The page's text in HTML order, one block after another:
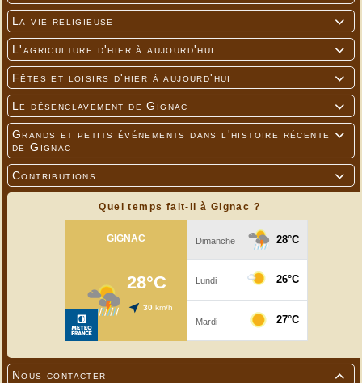

La vie religieuse

L'agriculture d'hier à aujourd'hui

Fêtes et loisirs d'hier à aujourd'hui

Le désenclavement de Gignac

Grands et petits événements dans l'histoire récente
de Gignac

Contributions
Quel temps fait-il à Gignac ?

Nous contacter